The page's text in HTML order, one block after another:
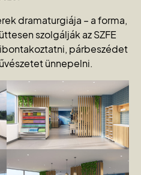
dramaturgiája – a forma,
szolgálják az SZFE
párbeszédet
ünnepelni.